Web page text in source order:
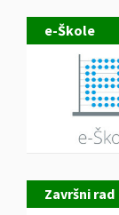
e-Škole
Završni rad